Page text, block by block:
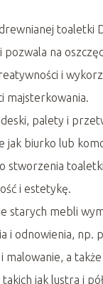
toaletki
pozwala na
i
majsterkowania.
palety i
jak biurko lub
stworzenia
i estetykę.
starych mebli
i odnowienia, np.
malowanie, a
jak lustra i